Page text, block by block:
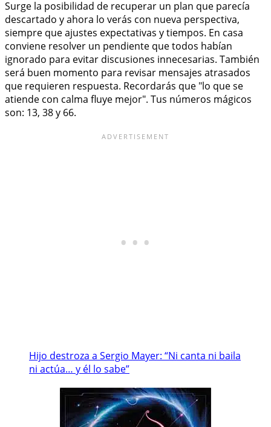
Surge la posibilidad de recuperar un plan que parecía
descartado y ahora lo verás con nueva perspectiva,
siempre que ajustes expectativas y tiempos. En casa
conviene resolver un pendiente que todos habían
ignorado para evitar discusiones innecesarias. También
será buen momento para revisar mensajes atrasados
que requieren respuesta. Recordarás que "lo que se
atiende con calma fluye mejor". Tus números mágicos
son: 13, 38 y 66.
Hijo destroza a Sergio Mayer: “Ni canta ni baila
ni actúa… y él lo sabe”